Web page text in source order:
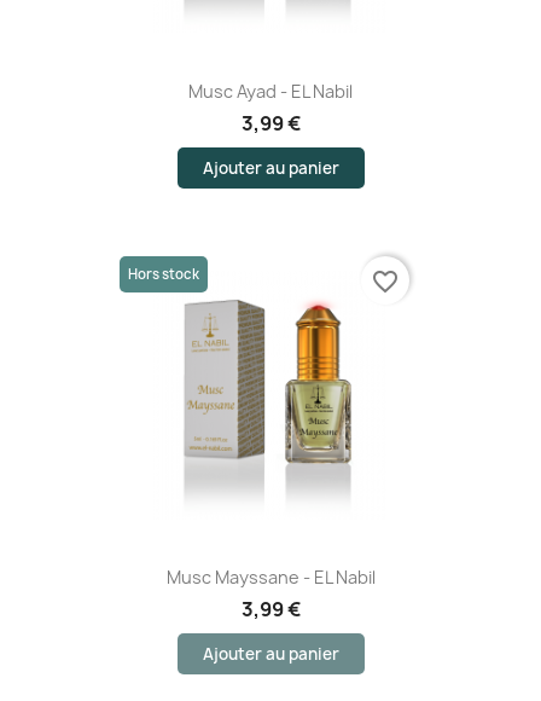
Musc Ayad - EL Nabil
3,99 €
Ajouter au panier
Musc Mayssane - EL Nabil
3,99 €
Ajouter au panier
Hors stock favorite_border